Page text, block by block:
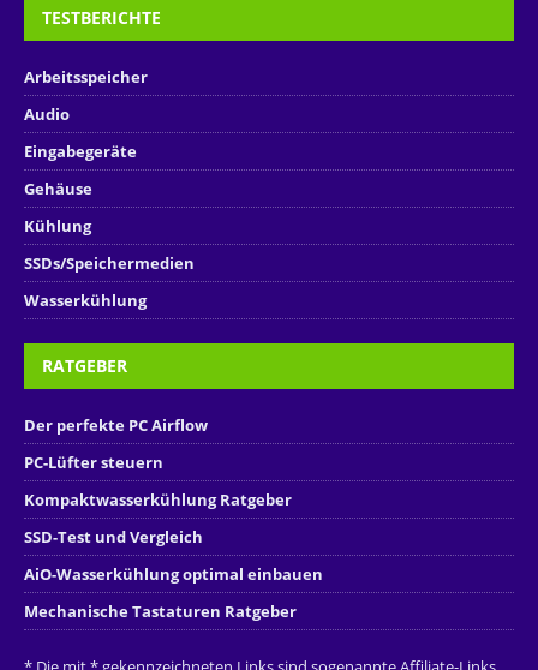
TESTBERICHTE
Arbeitsspeicher
Audio
Eingabegeräte
Gehäuse
Kühlung
SSDs/Speichermedien
Wasserkühlung
RATGEBER
Der perfekte PC Airflow
PC-Lüfter steuern
Kompaktwasserkühlung Ratgeber
SSD-Test und Vergleich
AiO-Wasserkühlung optimal einbauen
Mechanische Tastaturen Ratgeber